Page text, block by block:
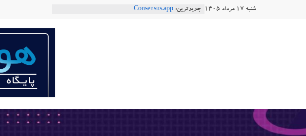
شنبه ۱۷ مرداد ۱۴۰۵ جدیدترین: Consensus.app
خبری